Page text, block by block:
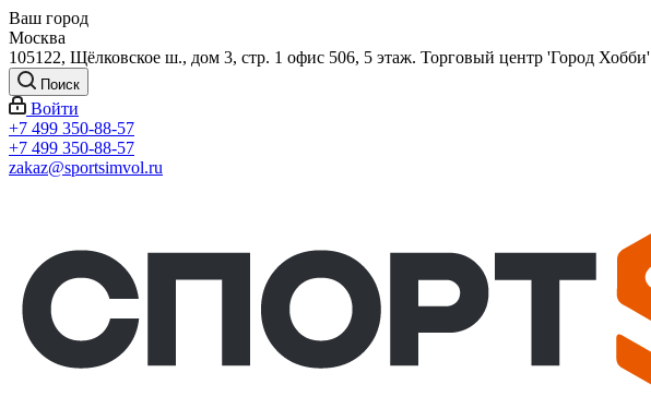
Ваш город
Москва
105122, Щёлковское ш., дом 3, стр. 1 офис 506, 5 этаж. Торговый центр 'Город Хобби'
Поиск
Войти
+7 499 350-88-57
+7 499 350-88-57
zakaz@sportsimvol.ru